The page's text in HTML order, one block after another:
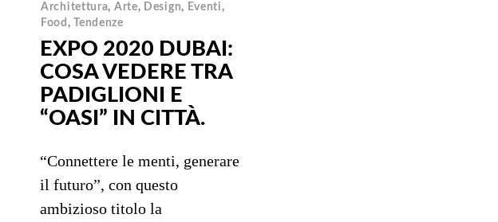
Architettura, Arte, Design, Eventi,
Food ,Tendenze
EXPO 2020 DUBAI:
COSA VEDERE TRA
PADIGLIONI E
“OASI” IN CITTÀ.
“Connettere le menti, generare
il futuro”, con questo
ambizioso titolo la